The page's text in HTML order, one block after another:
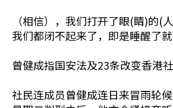
（相信），我们打开了眼(睛)的(
我们都闭不起来了，即是睡醒了
曾健成指国安法及23条改变香港
社民连成员曾健成连日来冒雨轮